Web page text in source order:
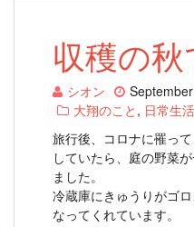
収穫の秋
シオン
大翔のこと , 日常生活
旅行後、コロナに罹っ
していたら、庭の野菜
ました。
冷蔵庫にきゅうりがゴ
なってくれています。